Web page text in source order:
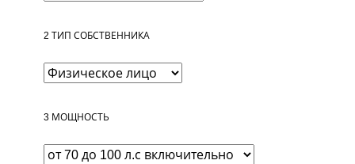
2 ТИП СОБСТВЕННИКА
3 МОЩНОСТЬ